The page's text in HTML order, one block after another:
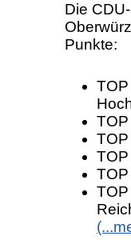
Die
Punkte: